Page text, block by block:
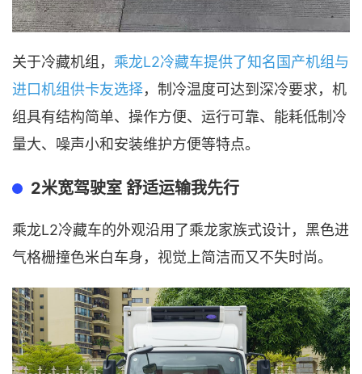
关于冷藏机组， 乘龙L2冷藏车提供了知名国产机组与
进口机组供卡友选择，制冷温度可达到深冷要求，机
组具有结构简单、操作方便、运行可靠、能耗低制冷
量大、噪声小和安装维护方便等特点。
2米宽驾驶室 舒适运输我先行
乘龙L2冷藏车的外观沿用了乘龙家族式设计，黑色进
气格栅撞色米白车身，视觉上简洁而又不失时尚。